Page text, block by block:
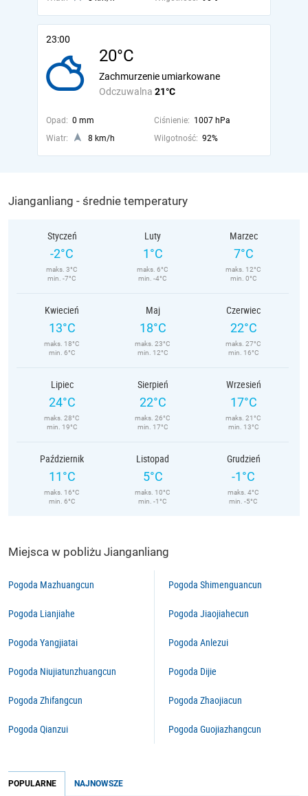
23:00
20°C
Odczuwalna 21°C
Zachmurzenie umiarkowane
Opad: 0 mm Ciśnienie: 1007 hPa
Wiatr:
8 km/h Wilgotność: 92%
Jianganliang - średnie temperatury
Styczeń
-2°C
maks. 3°C
min. -7°C
Luty
1°C
maks. 6°C
min. -4°C
Marzec
7°C
maks. 12°C
min. 0°C
Kwiecień
13°C
maks. 18°C
min. 6°C
Maj
18°C
maks. 23°C
min. 12°C
Czerwiec
22°C
maks. 27°C
min. 16°C
Lipiec
24°C
maks. 28°C
min. 19°C
Sierpień
22°C
maks. 26°C
min. 17°C
Wrzesień
17°C
maks. 21°C
min. 13°C
Październik
11°C
maks. 16°C
min. 6°C
Listopad
5°C
maks. 10°C
min. -1°C
Grudzień
-1°C
maks. 4°C
min. -5°C
Miejsca w pobliżu Jianganliang
Pogoda Mazhuangcun
Pogoda Lianjiahe
Pogoda Yangjiatai
Pogoda Niujiatunzhuangcun
Pogoda Zhifangcun
Pogoda Qianzui
Pogoda Shimenguancun
Pogoda Jiaojiahecun
Pogoda Anlezui
Pogoda Dijie
Pogoda Zhaojiacun
Pogoda Guojiazhangcun
POPULARNE NAJNOWSZE